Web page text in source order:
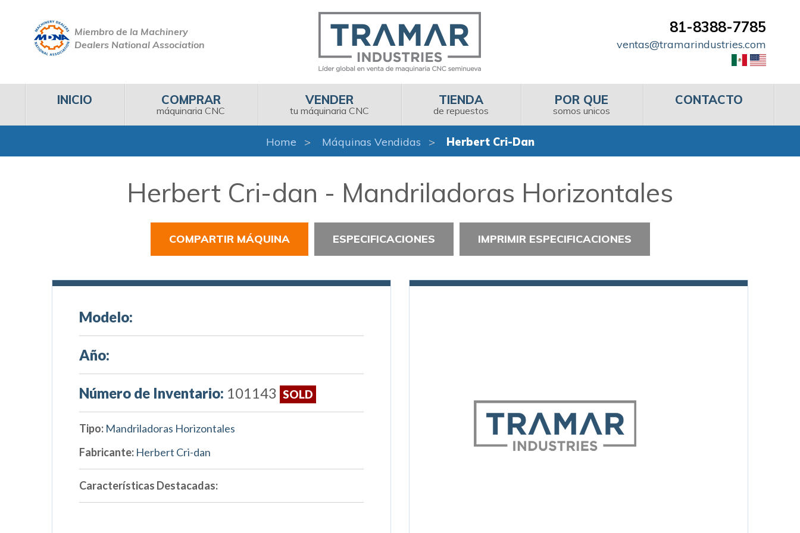
Miembro de la Machinery
Dealers National Association
81-8388-7785
ventas@tramarindustries.com
INICIO COMPRAR
máquinaria CNC
VENDER
tu máquinaria CNC
TIENDA
de repuestos
POR QUE
somos unicos
CONTACTO
Home Máquinas Vendidas Herbert Cri-Dan
Herbert Cri-dan - Mandriladoras Horizontales
COMPARTIR MÁQUINA ESPECIFICACIONES IMPRIMIR ESPECIFICACIONES
Modelo:
Año:
Número de Inventario: 101143 SOLD
Tipo: Mandriladoras Horizontales
Fabricante: Herbert Cri-dan
Características Destacadas: